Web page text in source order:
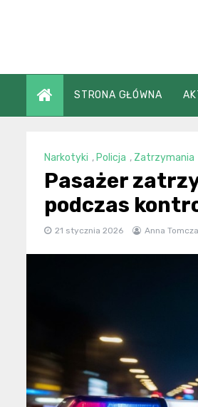
STRONA GŁÓWNA
Narkotyki , Policja , Zatrzymania
Pasażer
podczas
21 stycznia 2026 Anna